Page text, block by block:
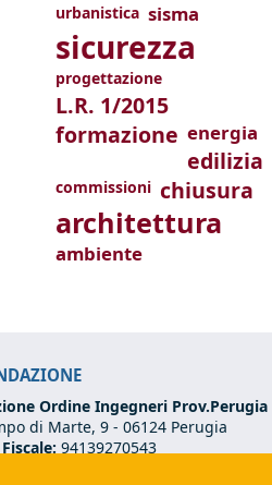
urbanistica sisma
sicurezza
progettazione
L.R. 1/2015
formazione energia
edilizia
commissioni chiusura
architettura
ambiente
Ordine Ingegneri Prov.Perugia
di Marte, 9 - 06124 Perugia
94139270543